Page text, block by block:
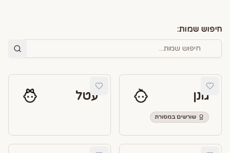
חיפוש שמות:
גונן
שורשים במסורת
עטל